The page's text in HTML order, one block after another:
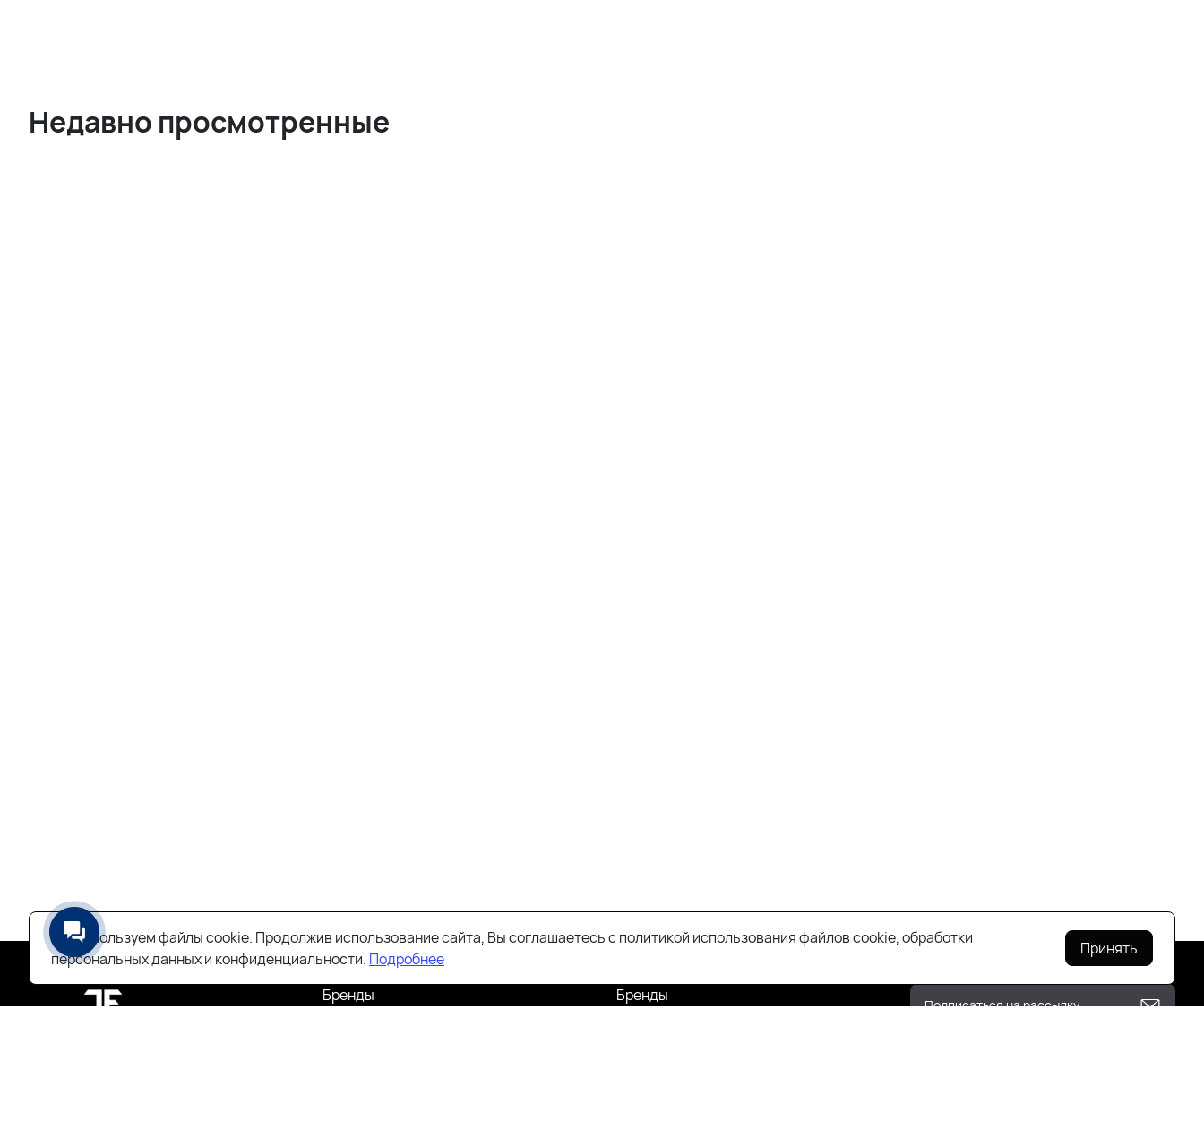
Недавно просмотренные
Бренды
Бренды
Мы используем файлы cookie. Продолжив использование сайта, Вы соглашаетесь с политикой использования файлов cookie, обработки
персональных данных и конфиденциальности. Подробнее
Принять